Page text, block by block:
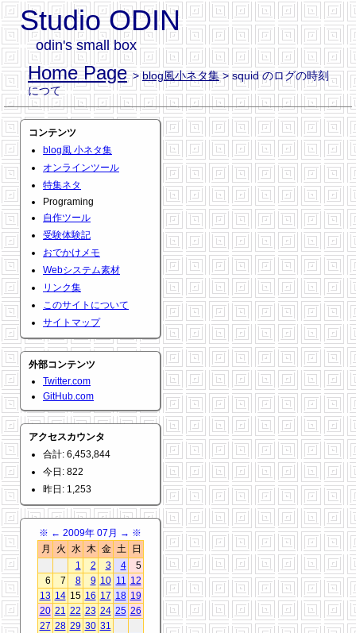
Studio ODIN
odin's small box
Home Page >blog風小ネタ集> squid のログの時刻
につて
コンテンツ
blog風 小ネタ集
オンラインツール
特集ネタ
Programing
自作ツール
受験体験記
おでかけメモ
Webシステム素材
リンク集
このサイトについて
サイトマップ
外部コンテンツ
Twitter.com
GitHub.com
アクセスカウンタ
合計: 6,453,844
今日: 822
昨日: 1,253
※ ← 2009年 07月 → ※
月
火 水 木 金 土
日
1
2 3 4
5
6
7 8 9 10 11 12
13 14 15 16 17 18 19
20 21 22 23 24 25 26
27 28 29 30 31